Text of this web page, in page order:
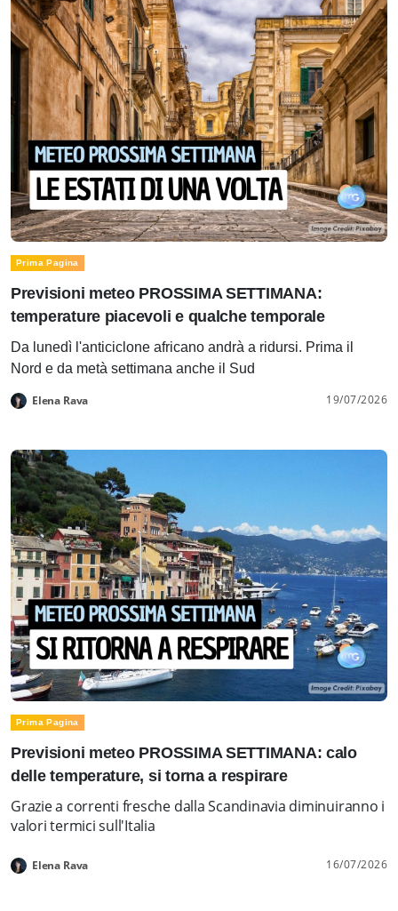
Prima Pagina
Previsioni meteo PROSSIMA SETTIMANA:
temperature piacevoli e qualche temporale
Da lunedì l'anticiclone africano andrà a ridursi. Prima il
Nord e da metà settimana anche il Sud
Elena Rava 19/07/2026
Prima Pagina
Previsioni meteo PROSSIMA SETTIMANA: calo
delle temperature, si torna a respirare
Grazie a correnti fresche dalla Scandinavia diminuiranno i
valori termici sull'Italia
Elena Rava 16/07/2026